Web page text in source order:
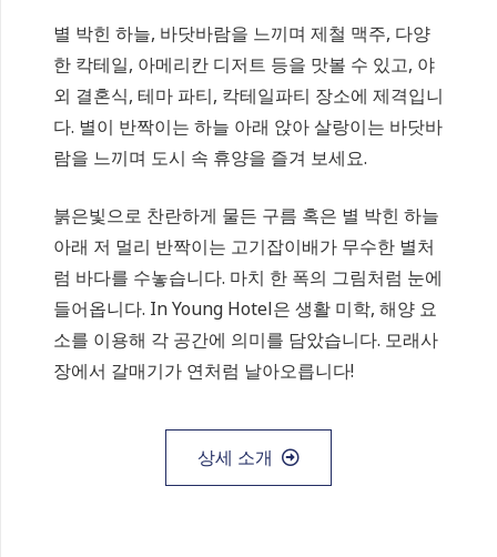
별 박힌 하늘, 바닷바람을 느끼며 제철 맥주, 다양
한 칵테일, 아메리칸 디저트 등을 맛볼 수 있고, 야
외 결혼식, 테마 파티, 칵테일파티 장소에 제격입니
다. 별이 반짝이는 하늘 아래 앉아 살랑이는 바닷바
람을 느끼며 도시 속 휴양을 즐겨 보세요.
붉은빛으로 찬란하게 물든 구름 혹은 별 박힌 하늘
아래 저 멀리 반짝이는 고기잡이배가 무수한 별처
럼 바다를 수놓습니다. 마치 한 폭의 그림처럼 눈에
들어옵니다. In Young Hotel은 생활 미학, 해양 요
소를 이용해 각 공간에 의미를 담았습니다. 모래사
장에서 갈매기가 연처럼 날아오릅니다!
상세 소개